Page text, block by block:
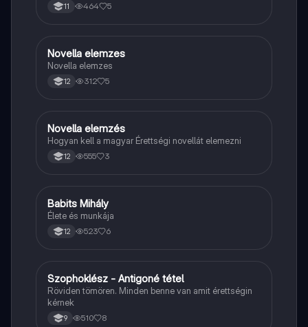
11 464 5
Magyar
Novella elemzes
Novella elemzes
12 312 5
Magyar
Novella elemzés
Hogyan kell a magyar Érettségi novellát elemezni
12 555 3
Magyar
Babits Mihály
Élete és munkája
12 523 6
Magyar
Szophoklész - Antigoné tétel
Röviden tömören. Minden benne van amit érettségin
kérnek
9 510 8